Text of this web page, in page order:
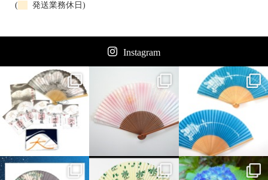
( 発送業務休日)
Instagram